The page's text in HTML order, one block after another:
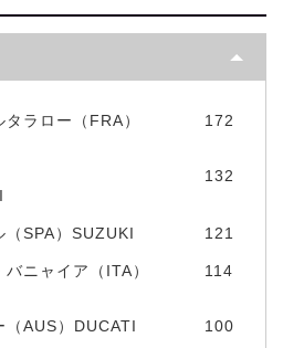
ラロー（FRA）
172
132
（SPA）SUZUKI 121
ニャイア（ITA）
114
（AUS）DUCATI 100